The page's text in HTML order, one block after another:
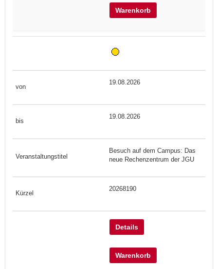
Warenkorb
19.08.2026
19.08.2026
Besuch auf dem Campus: Das
neue Rechenzentrum der JGU
20268190
Details
Warenkorb